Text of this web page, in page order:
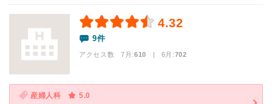
4.32
9件
アクセス数 7月:610 | 6月:702
産婦人科
5.0